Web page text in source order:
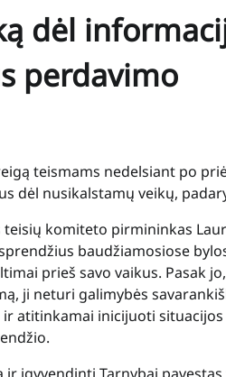
dėl
perdavimo
teismams nedelsiant po
dėl nusikalstamų veikų,
komiteto pirmininkas
baudžiamosiose
prieš savo vaikus. Pasak
ji neturi galimybės
atitinkamai inicijuoti